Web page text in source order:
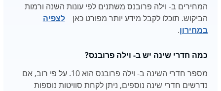
המחירים ב- וילה פרובנס משתנים לפי עונות השנה ורמות
הביקוש. תוכלו לקבל מידע יותר מפורט כאן
לצפיה
במחירון.
כמה חדרי שינה יש ב- וילה פרובנס?
מספר חדרי השינה ב- וילה פרובנס הוא 10. על פי רוב, אם
נדרשים חדרי שינה נוספים, ניתן לקחת סוויטות נוספות